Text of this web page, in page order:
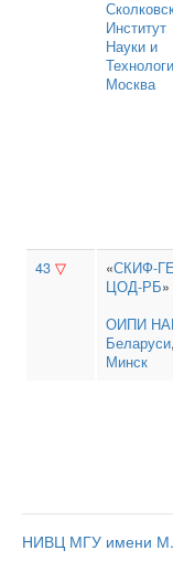
Институт
Науки и
Москва
43 ▽ «СКИФ-
ЦОД-РБ»
ОИПИ
Беларуси,
Минск
НИВЦ МГУ имени